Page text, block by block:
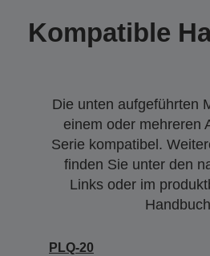
Kompatible
Die unten aufgeführten
einem oder mehreren
Serie kompatibel.
finden Sie unter den
Links oder im
PLQ-20